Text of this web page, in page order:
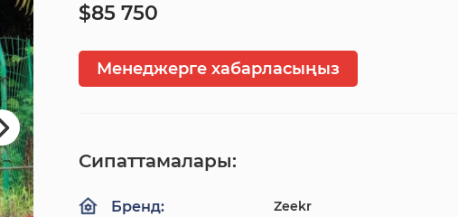
$85 750
Менеджерге хабарласыңыз
Сипаттамалары:
Бренд: Zeekr